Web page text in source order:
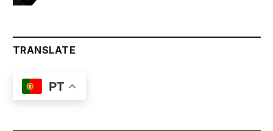
TRANSLATE
PT